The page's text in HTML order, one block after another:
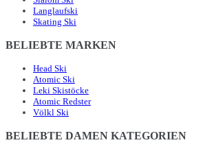
Langlaufski
Skating Ski
BELIEBTE MARKEN
Head Ski
Atomic Ski
Leki Skistöcke
Atomic Redster
Völkl Ski
BELIEBTE DAMEN KATEGORIEN